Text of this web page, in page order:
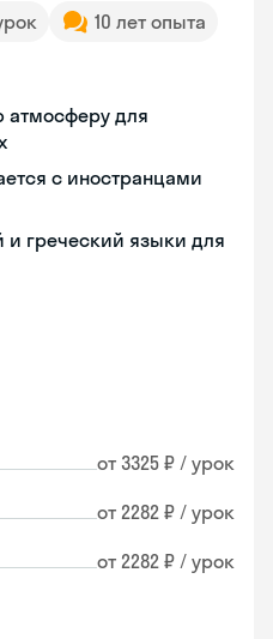
10 лет опыта
атмосферу для
с иностранцами
и греческий языки для
от 3325 ₽ / урок
от 2282 ₽ / урок
от 2282 ₽ / урок